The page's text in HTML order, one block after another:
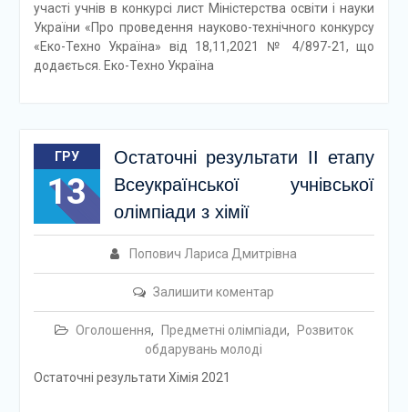
участі учнів в конкурсі лист Міністерства освіти і науки
України «Про проведення науково-технічного конкурсу
«Еко-Техно Україна» від 18,11,2021 № 4/897-21, що
додається. Еко-Техно Україна
ГРУ
13
Остаточні результати ІІ етапу
Всеукраїнської учнівської
олімпіади з хімії
Попович Лариса Дмитрівна
Залишити коментар
Оголошення, Предметні олімпіади,
Розвиток
обдарувань молоді
Остаточні результати Хімія 2021